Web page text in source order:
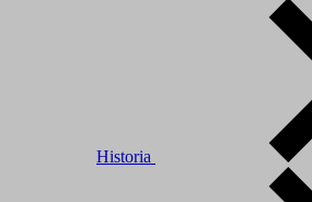
Historia